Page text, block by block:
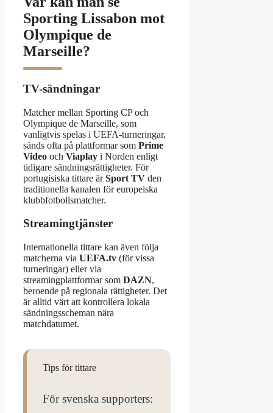
Sporting Lissabon mot
Olympique de
Marseille?
TV-sändningar
Matcher mellan Sporting CP och
Olympique de Marseille, som
vanligtvis spelas i UEFA-turneringar,
sänds ofta på plattformar som Prime
Video och Viaplay i Norden enligt
tidigare sändningsrättigheter. För
portugisiska tittare ärSport TV den
traditionella kanalen för europeiska
klubbfotbollsmatcher.
Streamingtjänster
Internationella tittare kan även följa
matcherna via UEFA.tv (för vissa
turneringar) eller via
streamingplattformar som DAZN,
beroende på regionala rättigheter. Det
är alltid värt att kontrollera lokala
sändningsscheman nära
matchdatumet.
Tips för tittare
För svenska supporters: